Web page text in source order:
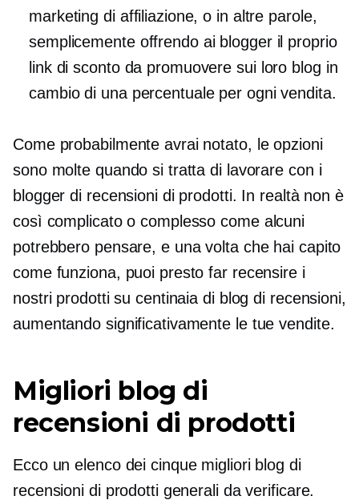
marketing di affiliazione, o in altre parole,
semplicemente offrendo ai blogger il proprio
link di sconto da promuovere sui loro blog in
cambio di una percentuale per ogni vendita.
Come probabilmente avrai notato, le opzioni
sono molte quando si tratta di lavorare con i
blogger di recensioni di prodotti. In realtà non è
così complicato o complesso come alcuni
potrebbero pensare, e una volta che hai capito
come funziona, puoi presto far recensire i
nostri prodotti su centinaia di blog di recensioni,
aumentando significativamente le tue vendite.
Migliori blog di
recensioni di prodotti
Ecco un elenco dei cinque migliori blog di
recensioni di prodotti generali da verificare.